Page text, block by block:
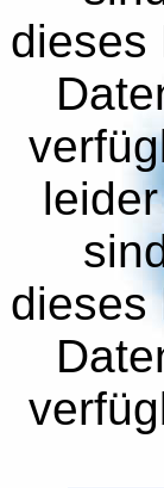
dieses
dieses